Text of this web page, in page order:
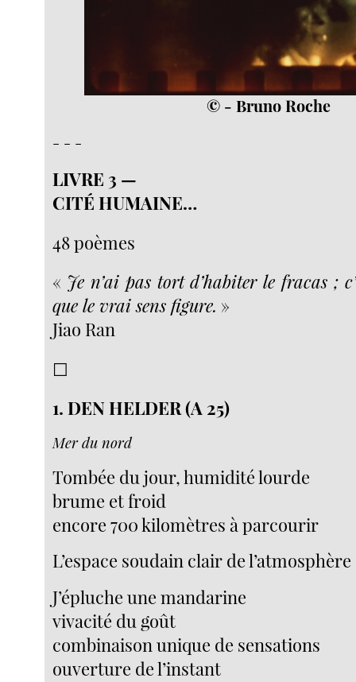
© - Bruno Roche
- - -
LIVRE 3 —
CITÉ HUMAINE…
48 poèmes
« Je n’ai pas tort d’habiter le fracas ;
que le vrai sens figure. »
Jiao Ran
☐
1. DEN HELDER (A 25)
Mer du nord
Tombée du jour, humidité lourde
brume et froid
encore 700 kilomètres à parcourir
L’espace soudain clair de l’atmosphère
J’épluche une mandarine
vivacité du goût
combinaison unique de sensations
ouverture de l’instant